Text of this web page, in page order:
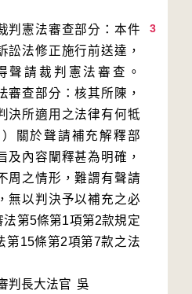
3
判憲法審查部分：本件
訟法修正施行前送達，
聲請裁判憲法審查。
審查部分：核其所陳，
決所適用之法律有何牴
關於聲請補充解釋部
及內容闡釋甚為明確，
周之情形，難謂有聲請
無以判決予以補充之必
第5條第1項第2款規定
第15條第2項第7款之法
判長大法官 吳